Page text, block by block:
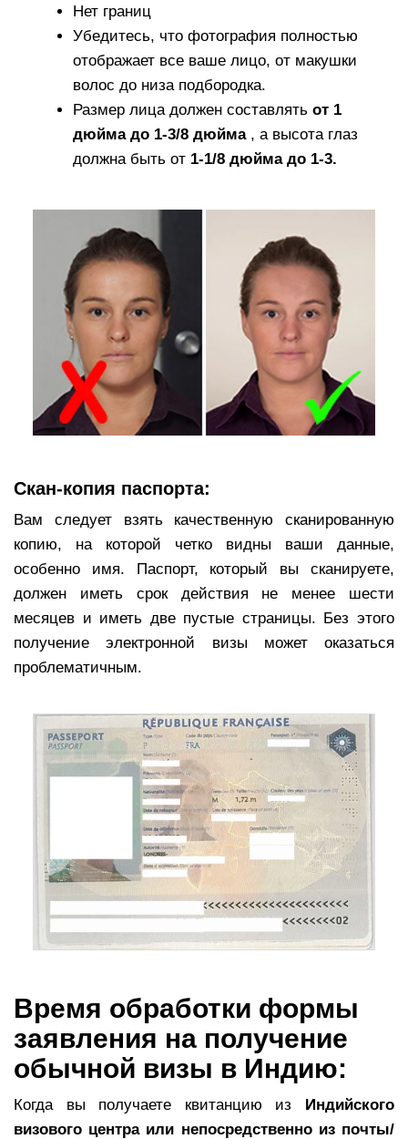
Нет границ
Убедитесь, что фотография полностью
отображает все ваше лицо, от макушки
волос до низа подбородка.
Размер лица должен составлять от 1
дюйма до 1-3/8 дюйма, а высота глаз
должна быть от 1-1/8 дюйма до 1-3.
Скан-копия паспорта:
Вам следует взять качественную сканированную
копию, на которой четко видны ваши данные,
особенно имя. Паспорт, который вы сканируете,
должен иметь срок действия не менее шести
месяцев и иметь две пустые страницы. Без этого
получение электронной визы может оказаться
проблематичным.
Время обработки формы
заявления на получение
обычной визы в Индию:
Когда вы получаете квитанцию ​​из Индийского
визового центра или непосредственно из почты/